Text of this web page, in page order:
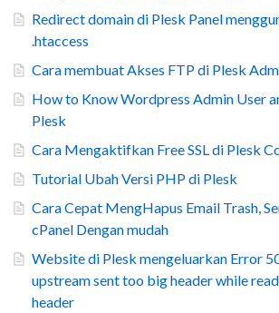
Redirect domain di Plesk Panel
.htaccess
Cara membuat Akses FTP di Plesk
How to Know Wordpress Admin User
Plesk
Cara Mengaktifkan Free SSL di Plesk
Tutorial Ubah Versi PHP di Plesk
Cara Cepat MengHapus Email Trash,
cPanel Dengan mudah
Website di Plesk mengeluarkan Error
upstream sent too big header while
header